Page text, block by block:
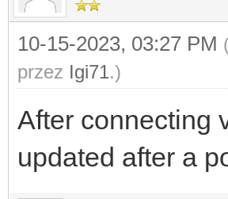
10-15-2023, 03:27 PM
przez Igi71.)
After connecting
updated after a